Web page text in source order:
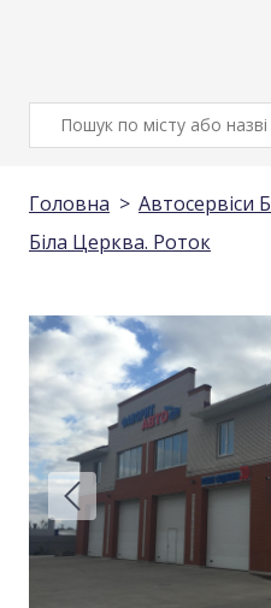
Головна
Автосервіси
Біла Церква. Роток